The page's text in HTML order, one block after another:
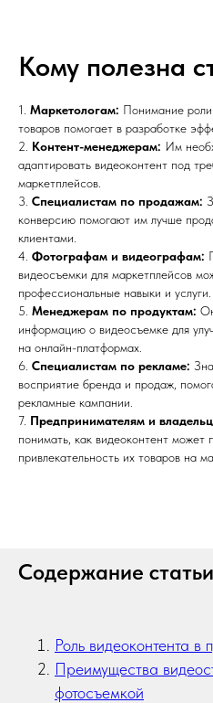
Кому полезна
1. Маркетологам: Понимание
товаров помогает в разработке
2. Контент-менеджерам: Им
адаптировать видеоконтент под
маркетплейсов.
3. Специалистам по продажам:
конверсию помогают им лучше
клиентами.
4. Фотографам и видеографам:
видеосъемки для маркетплейсов
профессиональные навыки и услуги.
5. Менеджерам по продуктам:
информацию о видеосъемке для
на онлайн-платформах.
6. Специалистам по рекламе:
восприятие бренда и продаж,
рекламные кампании.
7. Предпринимателям и
понимать, как видеоконтент может
привлекательность их товаров на
Содержание статьи
Роль видеоконтента в
Преимущества
фотосъемкой